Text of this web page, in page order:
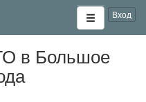
Вход
в Большое